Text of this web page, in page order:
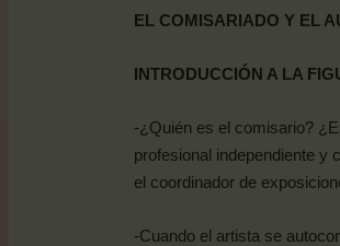
EL COMISARIADO Y EL
INTRODUCCIÓN A LA
-¿Quién es el comisario?
profesional independiente y
el coordinador de
-Cuando el artista se